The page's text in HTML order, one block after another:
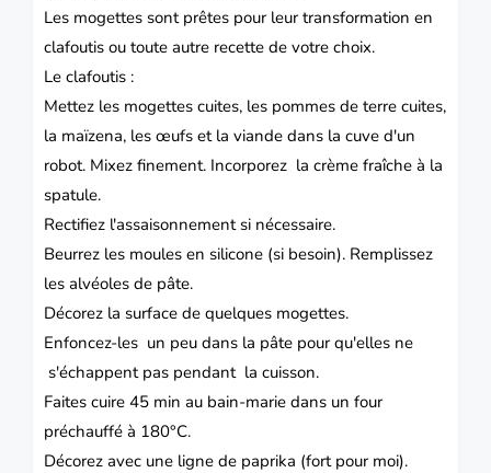
Les mogettes sont prêtes pour leur transformation en
clafoutis ou toute autre recette de votre choix.
Le clafoutis :
Mettez les mogettes cuites, les pommes de terre cuites,
la maïzena, les œufs et la viande dans la cuve d'un
robot. Mixez finement. Incorporez la crème fraîche à la
spatule.
Rectifiez l'assaisonnement si nécessaire.
Beurrez les moules en silicone (si besoin). Remplissez
les alvéoles de pâte.
Décorez la surface de quelques mogettes.
Enfoncez-les un peu dans la pâte pour qu'elles ne
s'échappent pas pendant la cuisson.
Faites cuire 45 min au bain-marie dans un four
préchauffé à 180°C.
Décorez avec une ligne de paprika (fort pour moi).